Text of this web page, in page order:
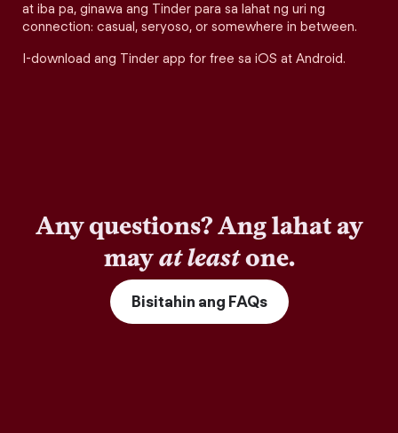
at iba pa, ginawa ang Tinder para sa lahat ng uri ng
connection: casual, seryoso, or somewhere in between.
I-download ang Tinder app for free sa iOS at Android.
Any questions? Ang lahat ay
mayat leastone.
Bisitahin ang FAQs